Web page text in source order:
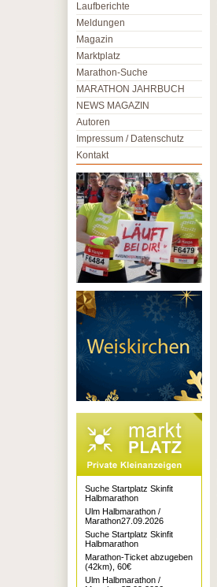
Laufberichte
Meldungen
Magazin
Marktplatz
Marathon-Suche
MARATHON JAHRBUCH
NEWS MAGAZIN
Autoren
Impressum / Datenschutz
Kontakt
Suche Startplatz Skinfit
Halbmarathon
Ulm Halbmarathon /
Marathon27.09.2026
Suche Startplatz Skinfit
Halbmarathon
Marathon-Ticket abzugeben
(42km), 60€
Ulm Halbmarathon /